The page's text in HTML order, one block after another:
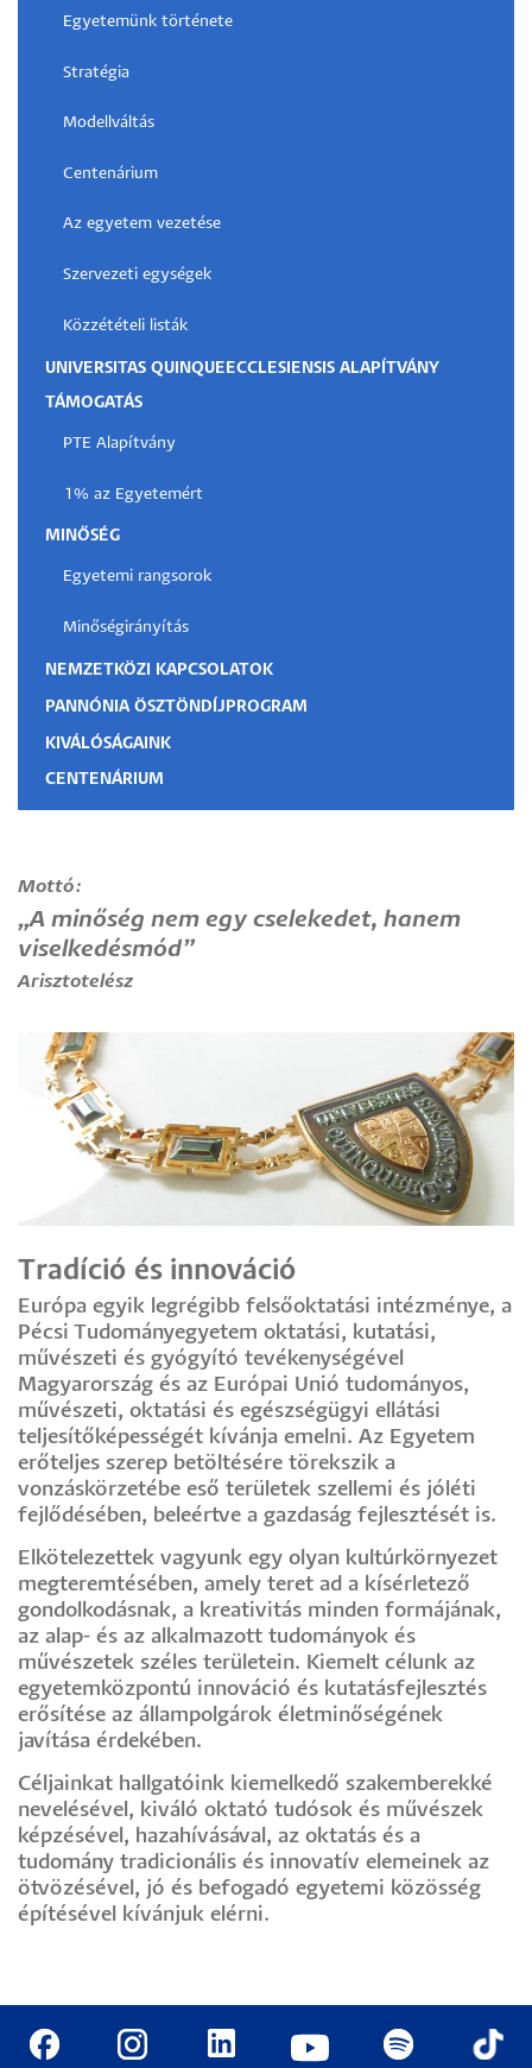
Egyetemünk története
Stratégia
Modellváltás
Centenárium
Az egyetem vezetése
Szervezeti egységek
Közzétételi listák
UNIVERSITAS QUINQUEECCLESIENSIS ALAPÍTVÁNY
TÁMOGATÁS
PTE Alapítvány
1% az Egyetemért
MINŐSÉG
Egyetemi rangsorok
Minőségirányítás
NEMZETKÖZI KAPCSOLATOK
PANNÓNIA ÖSZTÖNDÍJPROGRAM
KIVÁLÓSÁGAINK
CENTENÁRIUM
Mottó:
„A minőség nem egy cselekedet, hanem
viselkedésmód”
Arisztotelész
Tradíció és innováció
Európa egyik legrégibb felsőoktatási intézménye, a
Pécsi Tudományegyetem oktatási, kutatási,
művészeti és gyógyító tevékenységével
Magyarország és az Európai Unió tudományos,
művészeti, oktatási és egészségügyi ellátási
teljesítőképességét kívánja emelni. Az Egyetem
erőteljes szerep betöltésére törekszik a
vonzáskörzetébe eső területek szellemi és jóléti
fejlődésében, beleértve a gazdaság fejlesztését is.
Elkötelezettek vagyunk egy olyan kultúrkörnyezet
megteremtésében, amely teret ad a kísérletező
gondolkodásnak, a kreativitás minden formájának,
az alap- és az alkalmazott tudományok és
művészetek széles területein. Kiemelt célunk az
egyetemközpontú innováció és kutatásfejlesztés
erősítése az állampolgárok életminőségének
javítása érdekében.
Céljainkat hallgatóink kiemelkedő szakemberekké
nevelésével, kiváló oktató tudósok és művészek
képzésével, hazahívásával, az oktatás és a
tudomány tradicionális és innovatív elemeinek az
ötvözésével, jó és befogadó egyetemi közösség
építésével kívánjuk elérni.